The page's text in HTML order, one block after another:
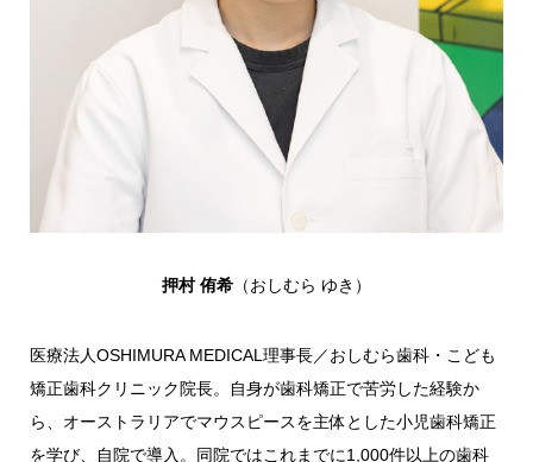
押村 侑希 （おしむら ゆき）
医療法人OSHIMURA MEDICAL理事長／おしむら歯科・こども
矯正歯科クリニック院長。自身が歯科矯正で苦労した経験か
ら、オーストラリアでマウスピースを主体とした小児歯科矯正
を学び、自院で導入。同院ではこれまでに1,000件以上の歯科